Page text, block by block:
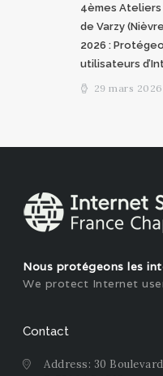
4èmes Ateliers
de Varzy
2026 :
utilisateurs
29 mars 2026
Nous protégeons les
We protect Internet
Contact
Address: 30